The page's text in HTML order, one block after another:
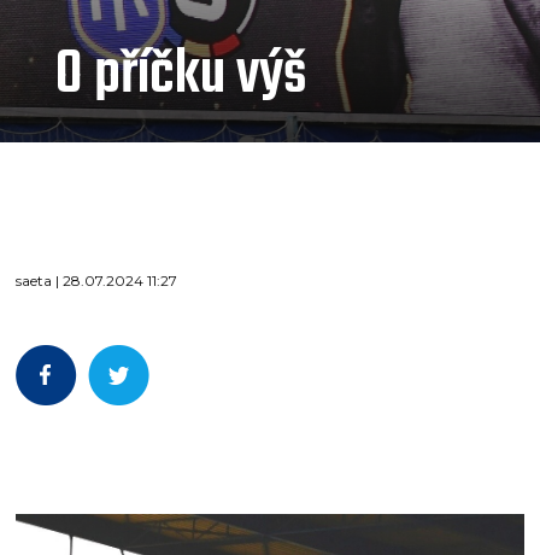
O příčku výš
saeta | 28.07.2024 11:27